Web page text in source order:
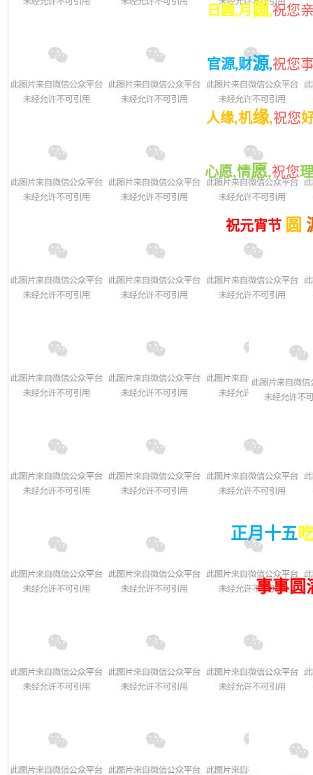
日圆,月 圆,祝您
官源,财源,祝您
人缘,机缘,祝您
心愿,情愿,祝您
祝元宵节 圆
正月十五
事事圆